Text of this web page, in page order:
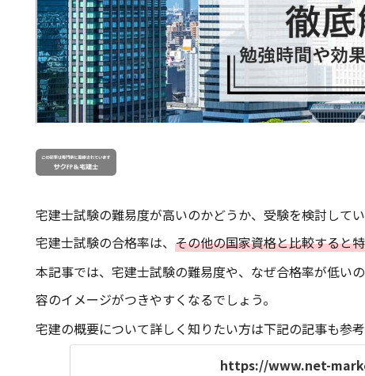
宅建士試験の難易度が高いのかどうか、受験を検討して
宅建士試験の合格率は、 その他の国家資格と比較すると
本記事では、宅建士試験の難易度や、なぜ合格率が低い
容のイメージがつきやすくなるでしょう。
宅建の概要について詳しく知りたい方は下記の記事も参考
https://www.net-